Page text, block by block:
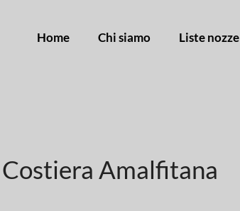
Home Chi siamo Liste nozze
Amalfitana